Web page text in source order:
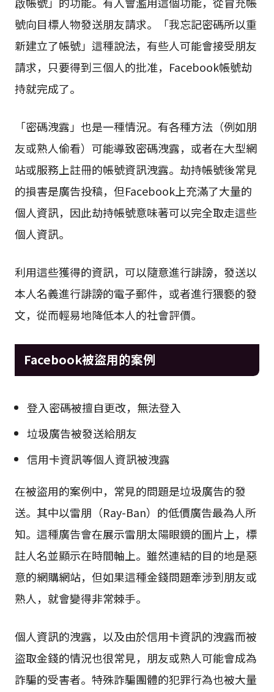
號向目標人物發送朋友請求。「我忘記密碼所以重
新建立了帳號」這種說法，有些人可能會接受朋友
請求，只要得到三個人的批准，Facebook帳號劫
持就完成了。
「密碼洩露」也是一種情況。有各種方法（例如朋
友或熟人偷看）可能導致密碼洩露，或者在大型網
站或服務上註冊的帳號資訊洩露。劫持帳號後常見
的損害是廣告投稿，但Facebook上充滿了大量的
個人資訊，因此劫持帳號意味著可以完全取走這些
個人資訊。
利用這些獲得的資訊，可以隨意進行誹謗，發送以
本人名義進行誹謗的電子郵件，或者進行猥褻的發
文，從而輕易地降低本人的社會評價。
Facebook被盜用的案例
登入密碼被擅自更改，無法登入
垃圾廣告被發送給朋友
信用卡資訊等個人資訊被洩露
在被盜用的案例中，常見的問題是垃圾廣告的發
送。其中以雷朋（Ray-Ban）的低價廣告最為人所
知。這種廣告會在展示雷朋太陽眼鏡的圖片上，標
註人名並顯示在時間軸上。雖然連結的目的地是惡
意的網購網站，但如果這種金錢問題牽涉到朋友或
熟人，就會變得非常棘手。
個人資訊的洩露，以及由於信用卡資訊的洩露而被
盜取金錢的情況也很常見，朋友或熟人可能會成為
詐騙的受害者。特殊詐騙團體的犯罪行為也被大量